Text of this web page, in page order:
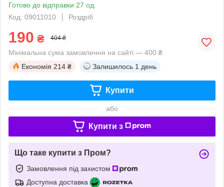
Готово до відправки 27 од.
Код: 09011010
Роздріб
190 ₴ 404 ₴
Мінімальна сума замовлення на сайті — 400 ₴
Економія 214 ₴ Залишилось 1 день
Купити
або
Купити з
Що таке купити з Пром?
Замовлення під захистом
Доступна доставка